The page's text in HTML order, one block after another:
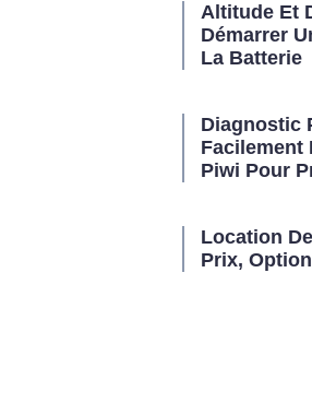
Altitude Et
Démarrer
La Batterie
Diagnostic
Facilement
Piwi Pour
Location
Prix,